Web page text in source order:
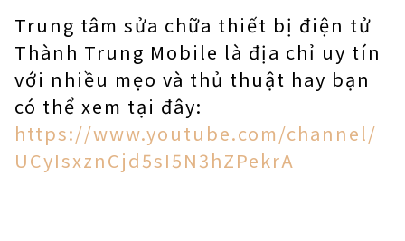
Trung tâm sửa chữa thiết bị điện tử
Thành Trung Mobile là địa chỉ uy tín
với nhiều mẹo và thủ thuật hay bạn
có thể xem tại đây:
https://www.youtube.com/channel/
UCyIsxznCjd5sI5N3hZPekrA